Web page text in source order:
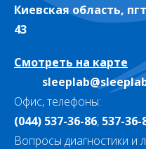
Киевская область,
43
Смотреть на карте
Офис, телефоны:
(044) 537-36-86, 537-36-
Вопросы диагностики и